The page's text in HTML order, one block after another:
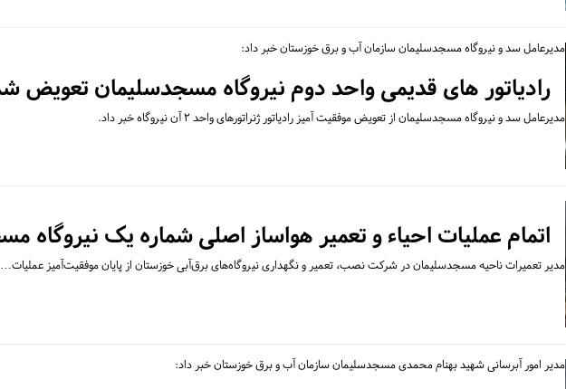
مدیرعامل سد و نیروگاه مسجدسلیمان سازمان آب و برق خوزستان خبر داد:
رادیاتور های قدیمی واحد دوم نیروگاه مسجدسلیمان تعویض
مدیرعامل سد و نیروگاه مسجدسلیمان از تعویض موفقیت آمیز رادیاتور ژنراتورهای واحد ۲ آن نیروگاه خبر داد.
اتمام عملیات احیاء و تعمیر هواساز اصلی شماره یک نیروگاه
مدیر تعمیرات ناحیه مسجدسلیمان در شرکت نصب، تعمیر و نگهداری نیروگاه‌های برق‌آبی خوزستان از پایان موفقیت‌آمیز عملیات…
مدیر امور آبرسانی شهید بهنام محمدی مسجدسلیمان سازمان آب و برق خوزستان خبر داد: